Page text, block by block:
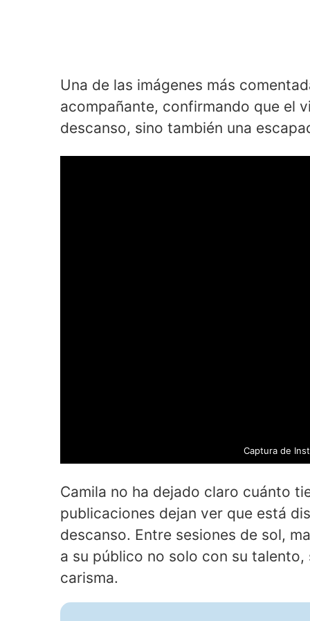
Una de las imágenes más
acompañante, confirmando que el
descanso, sino también una
Captura de
Camila no ha dejado claro cuánto
publicaciones dejan ver que está
descanso. Entre sesiones de sol,
a su público no solo con su
carisma.